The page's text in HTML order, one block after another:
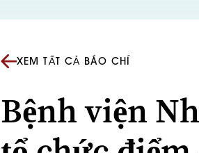
XEM TẤT CẢ BÁO CHÍ
Bệnh viện